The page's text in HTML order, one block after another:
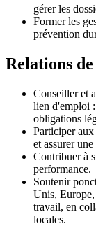
gérer les
Former les
prévention
Relations
Conseiller et
lien d'emploi
obligations
Participer
et assurer
Contribuer à
performance.
Soutenir
Unis,
travail, en
locales.